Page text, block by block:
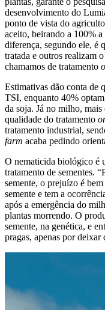
desenvolvimento do
ponto de vista do
aceito, beirando a 100%
diferença, segundo ele, é
tratada e outros realizam
chamamos de tratamento
Estimativas dão conta de
TSI, enquanto 40%
da soja. Já no milho,
qualidade do tratamento
tratamento industrial,
farm acaba pedindo
O nematicida biológico é
tratamento de sementes.
semente, o prejuízo é
semente e tem a
após a emergência do
plantas morrendo. O
semente, na genética, e
pragas, apenas por